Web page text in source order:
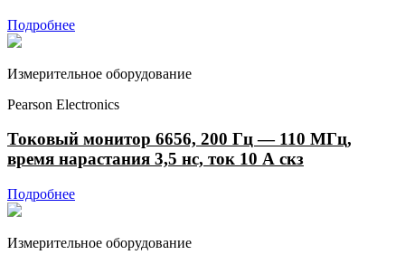
Подробнее
Измерительное оборудование
Pearson Electronics
Токовый монитор 6656, 200 Гц — 110 МГц,
время нарастания 3,5 нс, ток 10 А скз
Подробнее
Измерительное оборудование